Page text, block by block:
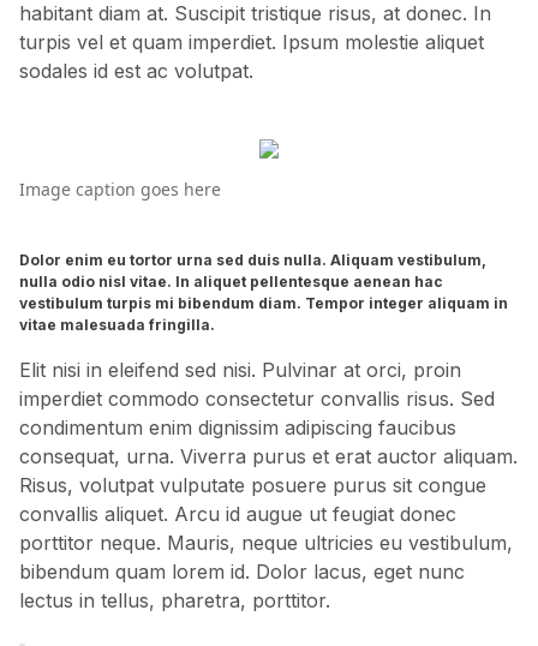
habitant diam at. Suscipit tristique risus, at donec. In
turpis vel et quam imperdiet. Ipsum molestie aliquet
sodales id est ac volutpat.
Image caption goes here
Dolor enim eu tortor urna sed duis nulla. Aliquam vestibulum,
nulla odio nisl vitae. In aliquet pellentesque aenean hac
vestibulum turpis mi bibendum diam. Tempor integer aliquam in
vitae malesuada fringilla.
Elit nisi in eleifend sed nisi. Pulvinar at orci, proin
imperdiet commodo consectetur convallis risus. Sed
condimentum enim dignissim adipiscing faucibus
consequat, urna. Viverra purus et erat auctor aliquam.
Risus, volutpat vulputate posuere purus sit congue
convallis aliquet. Arcu id augue ut feugiat donec
porttitor neque. Mauris, neque ultricies eu vestibulum,
bibendum quam lorem id. Dolor lacus, eget nunc
lectus in tellus, pharetra, porttitor.